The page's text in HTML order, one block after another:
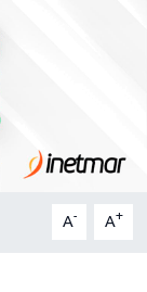
A- A+